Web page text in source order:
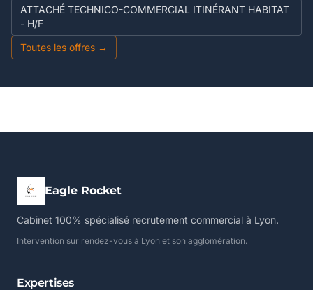
ATTACHÉ TECHNICO-COMMERCIAL ITINÉRANT HABITAT
- H/F
Toutes les offres →
Eagle Rocket
Cabinet 100% spécialisé recrutement commercial à Lyon.
Intervention sur rendez-vous à Lyon et son agglomération.
Expertises